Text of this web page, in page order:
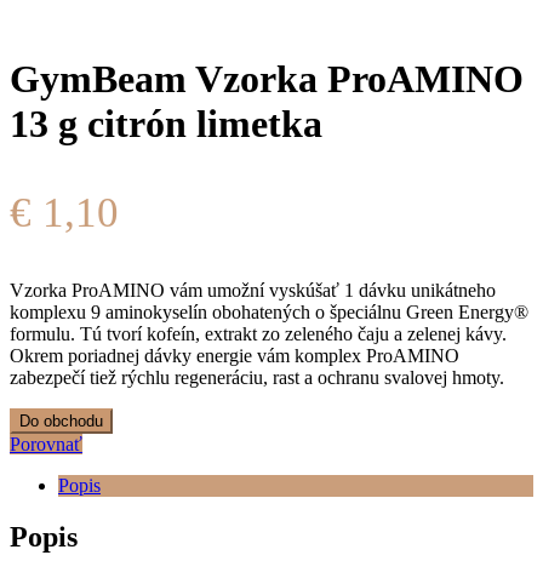
GymBeam Vzorka ProAMINO
13 g citrón limetka
€ 1,10
Vzorka ProAMINO vám umožní vyskúšať 1 dávku unikátneho
komplexu 9 aminokyselín obohatených o špeciálnu Green Energy®
formulu. Tú tvorí kofeín, extrakt zo zeleného čaju a zelenej kávy.
Okrem poriadnej dávky energie vám komplex ProAMINO
zabezpečí tiež rýchlu regeneráciu, rast a ochranu svalovej hmoty.
Do obchodu
Porovnať
Popis
Popis